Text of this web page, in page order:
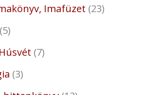
Imafüzet 23
5
7
3